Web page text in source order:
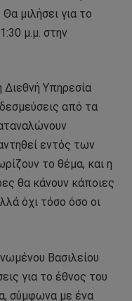
μιλήσει για το
μ.μ. στην
Διεθνή Υπηρεσία
από τα
εντός των
το θέμα, και η
θα κάνουν κάποιες
όχι τόσο όσο οι
Βασιλείου
για το έθνος του
σύμφωνα με ένα